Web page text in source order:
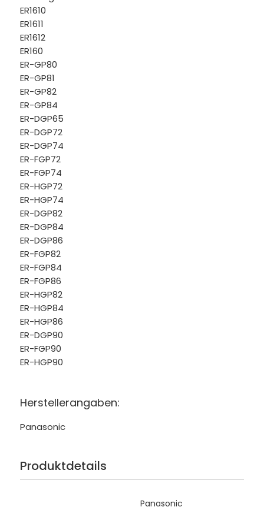
ER1610
ER1611
ER1612
ER160
ER-GP80
ER-GP81
ER-GP82
ER-GP84
ER-DGP65
ER-DGP72
ER-DGP74
ER-FGP72
ER-FGP74
ER-HGP72
ER-HGP74
ER-DGP82
ER-DGP84
ER-DGP86
ER-FGP82
ER-FGP84
ER-FGP86
ER-HGP82
ER-HGP84
ER-HGP86
ER-DGP90
ER-FGP90
ER-HGP90
Herstellerangaben:
Panasonic
Produktdetails
Panasonic